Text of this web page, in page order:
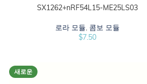
SX1262+nRF54L15-ME25LS03
로라 모듈, 콤보 모듈
$7.50
새로운